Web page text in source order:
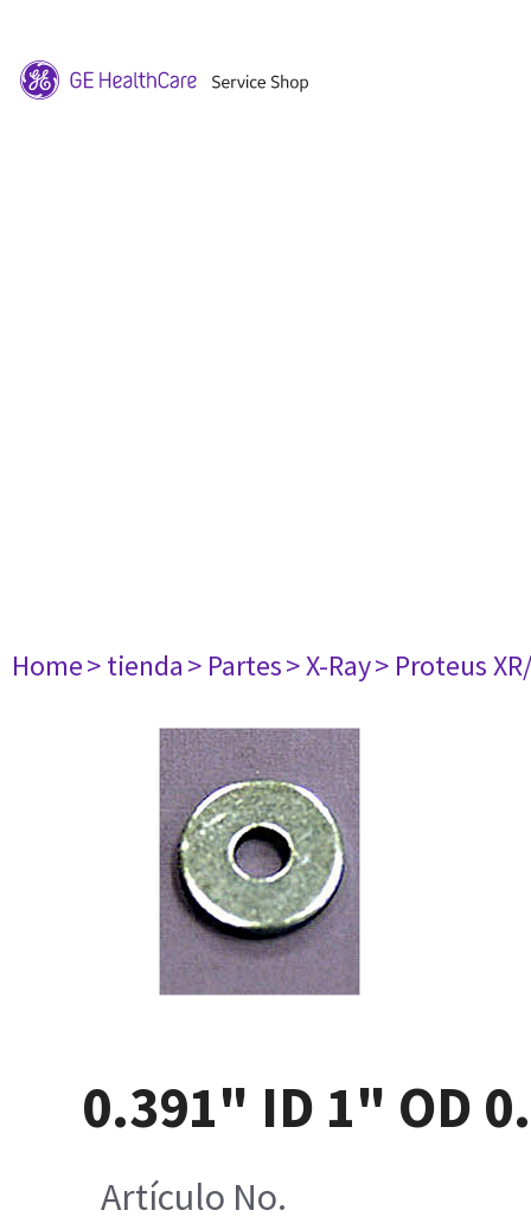
Home> tienda> Partes> X-Ray> Proteus
0.391" ID 1" OD
Artículo No.